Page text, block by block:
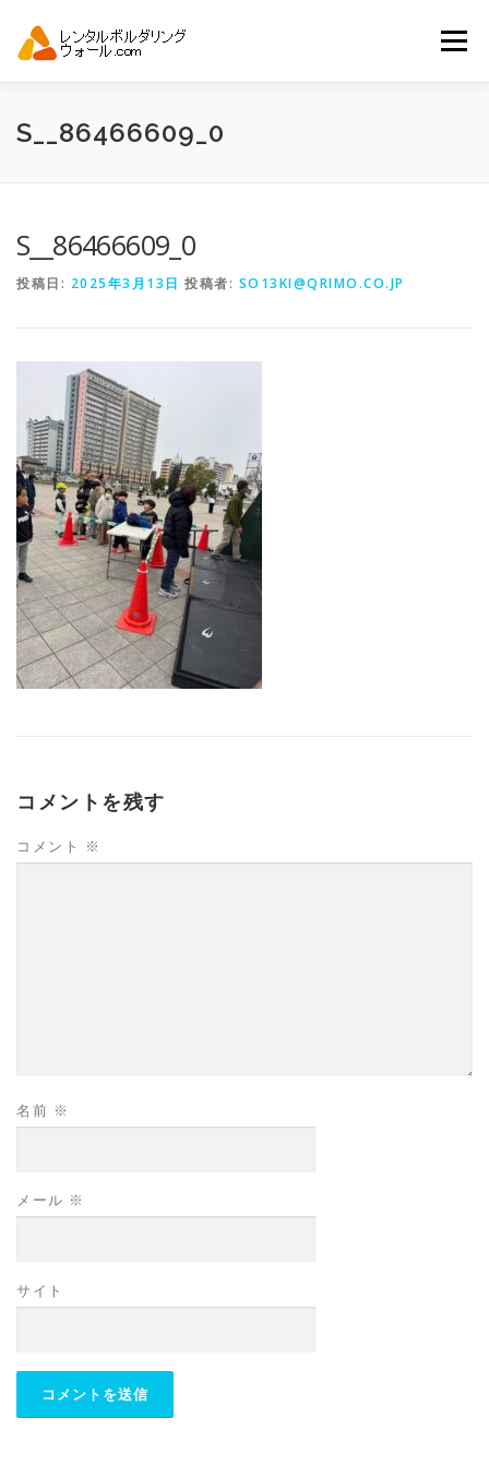
メニュー
トップ 自動見積り
S__86466609_0
S__86466609_0
投稿日: 2025年3月13日 投稿者: SO13KI@QRIMO.CO.JP
コメントを残す
コメント ※
名前 ※
メール ※
サイト